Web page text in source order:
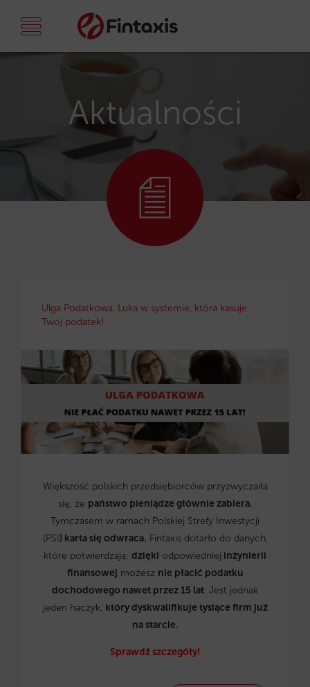
Aktualności
Ulga Podatkowa. Luka w systemie, która kasuje
Twój podatek!
Większość polskich przedsiębiorców przyzwyczaiła
się, że państwo pieniądze głównie zabiera.
Tymczasem w ramach Polskiej Strefy Inwestycji
(PSI) karta się odwraca. Fintaxis dotarło do danych,
które potwierdzają: dzięki odpowiedniej inżynierii
finansowej możesz nie płacić podatku
dochodowego nawet przez 15 lat. Jest jednak
jeden haczyk, który dyskwalifikuje tysiące firm już
na starcie.
Sprawdź szczegóły!